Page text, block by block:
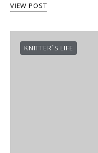
VIEW POST
KNITTER´S LIFE